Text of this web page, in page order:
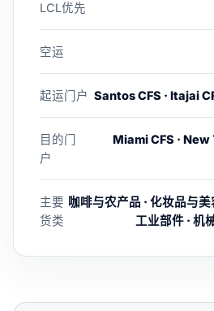
LCL优先
空运
起运门户 Santos CFS · Itajai
目的门
户
Miami CFS ·
主要
货类
咖啡与农产品 · 化妆品与美
工业部件 · 机